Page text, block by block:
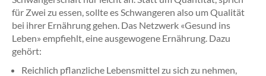
für Zwei zu essen, sollte es Schwangeren also um Qualität
bei ihrer Ernährung gehen. Das Netzwerk «Gesund ins
Leben» empfiehlt, eine ausgewogene Ernährung. Dazu
gehört:
Reichlich pflanzliche Lebensmittel zu sich zu nehmen,